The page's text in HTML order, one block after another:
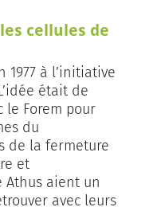
cellules de
1977 à l’initiative
était de
le Forem pour
du
de la fermeture
et
Athus aient un
avec leurs